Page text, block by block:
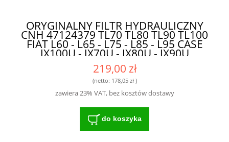
ORYGINALNY FILTR HYDRAULICZNY
CNH 47124379 TL70 TL80 TL90 TL100
FIAT L60 - L65 - L75 - L85 - L95 CASE
JX100U - JX70U - JX80U - JX90U
84399618 - 47124379 - 1930986 -
HF28833 - P764638 - BT8920 -
1931162 DO MASZYN ROLNICZYCH
219,00 zł
(netto: 178,05 zł)
zawiera 23% VAT, bez kosztów dostawy
do koszyka